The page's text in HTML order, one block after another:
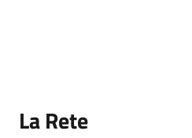
La Rete